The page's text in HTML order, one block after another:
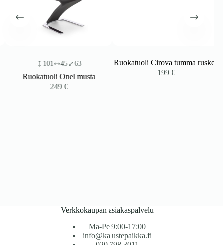
101 45 63
Ruokatuoli Onel musta
249€
Ruokatuoli Cirova tumma ruskea
199€
Verkkokaupan asiakaspalvelu
Ma-Pe 9:00-17:00
info@kalustepaikka.fi